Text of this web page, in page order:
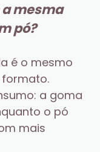
mesma
pó?
é o mesmo
a goma
o pó
mais